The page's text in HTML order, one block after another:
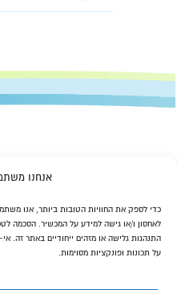
אנחנו
לאחסון ו/או גישה למידע על המכשיר. הסכמה
התנהגות גלישה או מזהים ייחודיים באתר זה.
על תכונות ופונקציות מסוימות.
077-470-6363